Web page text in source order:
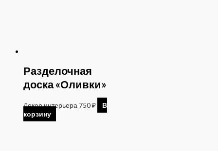
Разделочная
доска «Оливки»
Декор интерьера 750₽
В
корзину